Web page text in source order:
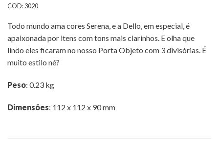
COD:3020
Todo mundo ama cores Serena, e a Dello, em especial, é
apaixonada por itens com tons mais clarinhos. E olha que
lindo eles ficaram no nosso Porta Objeto com 3 divisórias. É
muito estilo né?
Peso: 0.23 kg
Dimensões: 112 x 112 x 90 mm